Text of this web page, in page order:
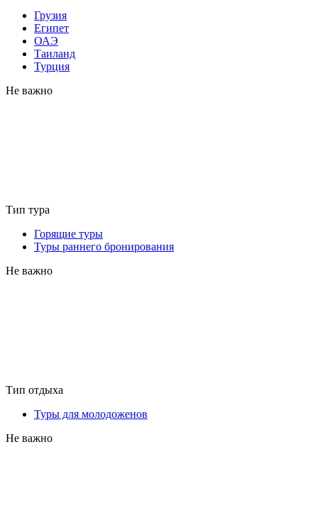
Грузия
Египет
ОАЭ
Таиланд
Турция
Не важно
Тип тура
Горящие туры
Туры раннего бронирования
Не важно
Тип отдыха
Туры для молодоженов
Не важно